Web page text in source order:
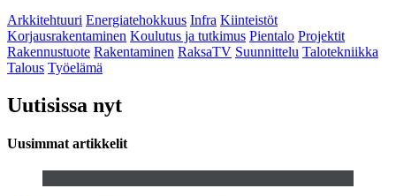
Arkkitehtuuri Energiatehokkuus Infra Kiinteistöt
Korjausrakentaminen Koulutus ja tutkimus Pientalo Projektit
Rakennustuote Rakentaminen RaksaTV Suunnittelu Talotekniikka
Talous Työelämä
Uutisissa nyt
Uusimmat artikkelit